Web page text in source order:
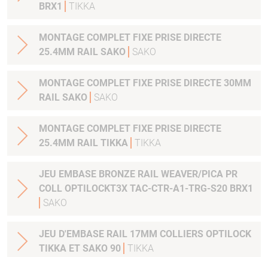
BRX1
TIKKA
MONTAGE COMPLET FIXE PRISE DIRECTE
25.4MM RAIL SAKO
SAKO
MONTAGE COMPLET FIXE PRISE DIRECTE 30MM
RAIL SAKO
SAKO
MONTAGE COMPLET FIXE PRISE DIRECTE
25.4MM RAIL TIKKA TIKKA
JEU EMBASE BRONZE RAIL WEAVER/PICA PR
COLL OPTILOCKT3X TAC-CTR-A1-TRG-S20 BRX1
SAKO
JEU D'EMBASE RAIL 17MM COLLIERS OPTILOCK
TIKKA ET SAKO 90 TIKKA